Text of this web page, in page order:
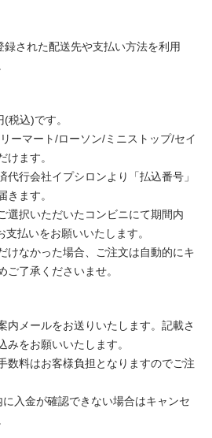
された配送先や支払い方法を利用
税込)です。
ーマート/ローソン/ミニストップ/セイ
けます。
行会社イプシロンより「払込番号」
きます。
選択いただいたコンビニにて期間内
払いをお願いいたします。
けなかった場合、ご注文は自動的にキ
ご了承くださいませ。
内メールをお送りいたします。記載さ
をお願いいたします。
数料はお客様負担となりますのでご注
入金が確認できない場合はキャンセ